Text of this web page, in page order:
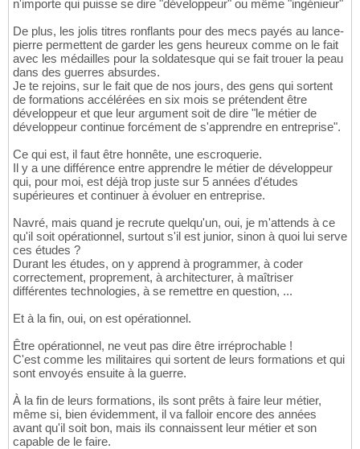
n'importe qui puisse se dire "développeur" ou même "ingénieur"
De plus, les jolis titres ronflants pour des mecs payés au lance-
pierre permettent de garder les gens heureux comme on le fait
avec les médailles pour la soldatesque qui se fait trouer la peau
dans des guerres absurdes.
Je te rejoins, sur le fait que de nos jours, des gens qui sortent
de formations accélérées en six mois se prétendent être
développeur et que leur argument soit de dire "le métier de
développeur continue forcément de s'apprendre en entreprise".
Ce qui est, il faut être honnête, une escroquerie.
Il y a une différence entre apprendre le métier de développeur
qui, pour moi, est déjà trop juste sur 5 années d'études
supérieures et continuer à évoluer en entreprise.
Navré, mais quand je recrute quelqu'un, oui, je m'attends à ce
qu'il soit opérationnel, surtout s'il est junior, sinon à quoi lui serve
ces études ?
Durant les études, on y apprend à programmer, à coder
correctement, proprement, à architecturer, à maîtriser
différentes technologies, à se remettre en question, ...
Et à la fin, oui, on est opérationnel.
Être opérationnel, ne veut pas dire être irréprochable !
C'est comme les militaires qui sortent de leurs formations et qui
sont envoyés ensuite à la guerre.
À la fin de leurs formations, ils sont prêts à faire leur métier,
même si, bien évidemment, il va falloir encore des années
avant qu'il soit bon, mais ils connaissent leur métier et son
capable de le faire.